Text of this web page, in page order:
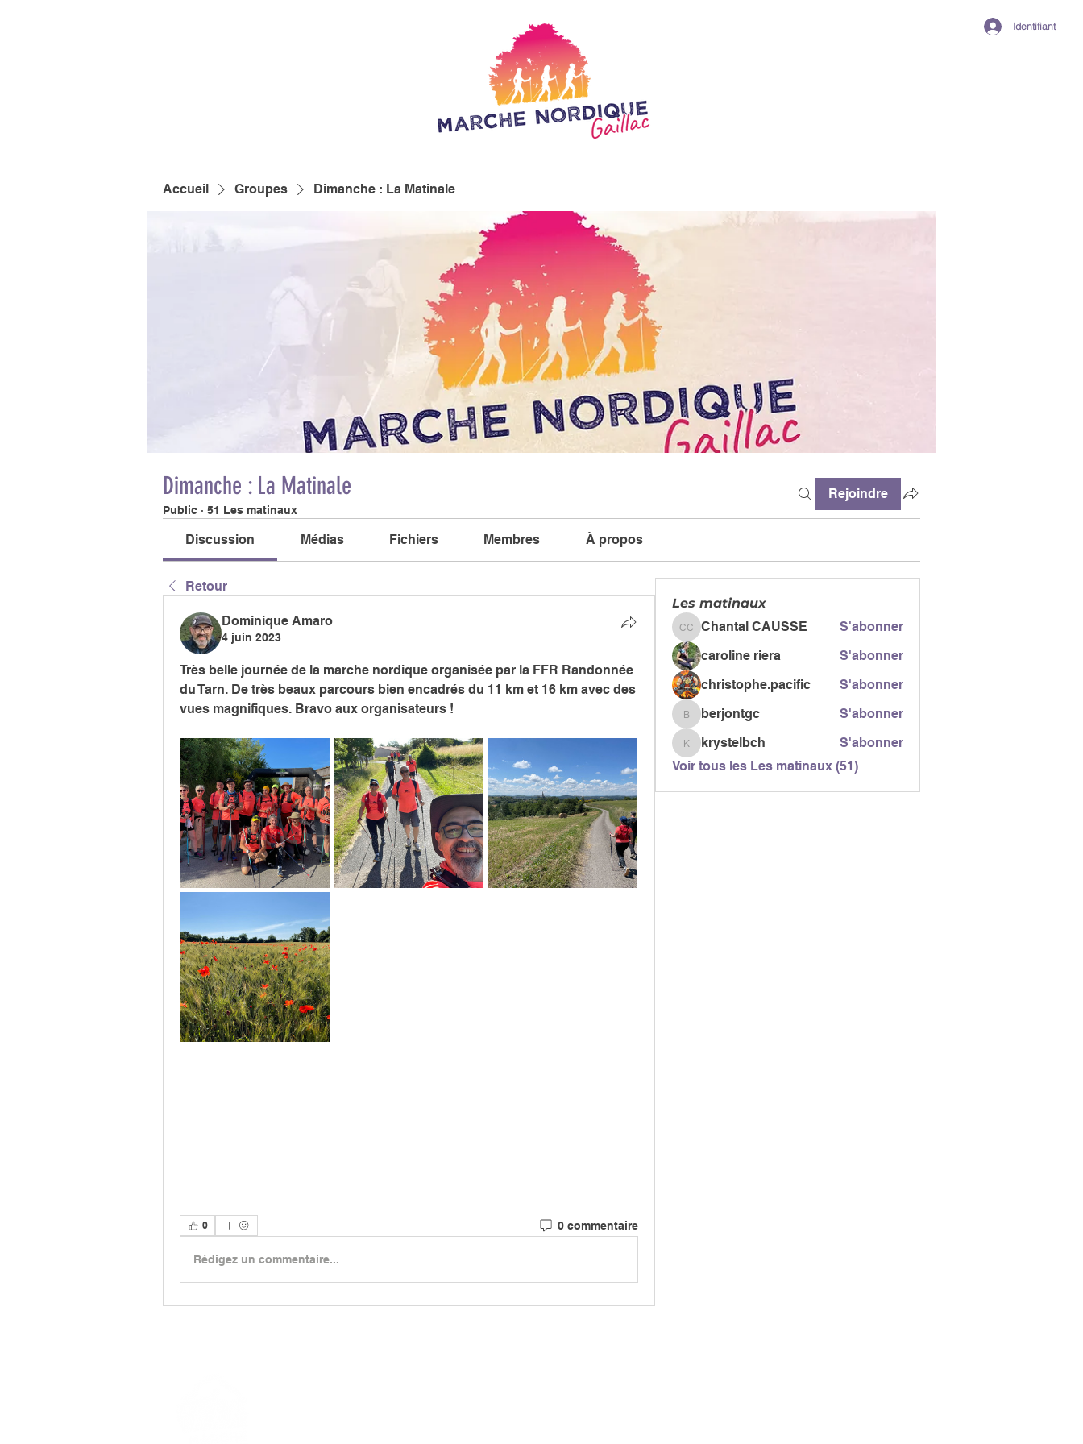
Identifiant
Accueil Groupes Dimanche : La Matinale
Dimanche : La Matinale
Public · 51 Les matinaux
Rejoindre
Discussion Médias Fichiers Membres À propos
Retour
Dominique Amaro
4 juin 2023
Très belle journée de la marche nordique organisée par la FFR Randonnée
du Tarn. De très beaux parcours bien encadrés du 11 km et 16 km avec des
vues magnifiques. Bravo aux organisateurs !
0 0 commentaire
Rédigez un commentaire...
Les matinaux
Chantal CAUSSE
Chantal CAUSSE
S'abonner
caroline riera
S'abonner
christophe.pacific
S'abonner
berjontgc
berjontgc S'abonner
krystelbch
krystelbch
S'abonner
Voir tous les Les matinaux (51)